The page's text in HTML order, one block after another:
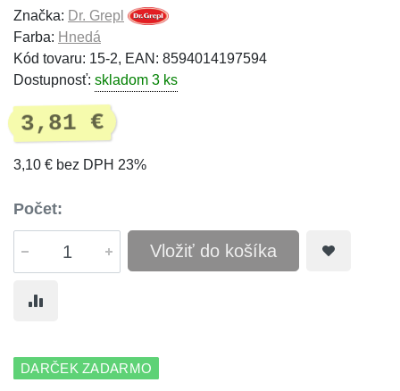
Značka: Dr. Grepl
Farba: Hnedá
Kód tovaru: 15-2, EAN: 8594014197594
Dostupnosť: skladom 3 ks
3,81 €
3,10 € bez DPH 23%
Počet:
Vložiť do košíka
DARČEK ZADARMO